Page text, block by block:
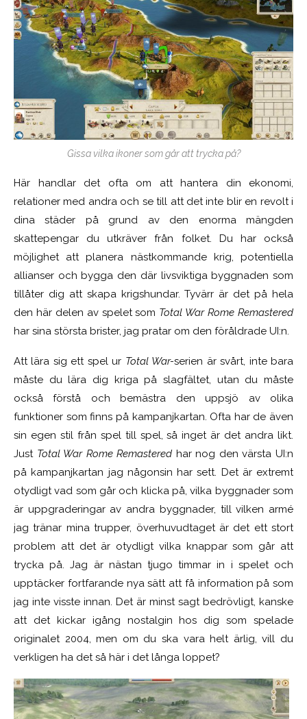
Gissa vilka ikoner som går att trycka på?
Här handlar det ofta om att hantera din ekonomi,
relationer med andra och se till att det inte blir en revolt i
dina städer på grund av den enorma mängden
skattepengar du utkräver från folket. Du har också
möjlighet att planera nästkommande krig, potentiella
allianser och bygga den där livsviktiga byggnaden som
tillåter dig att skapa krigshundar. Tyvärr är det på hela
den här delen av spelet som Total War Rome Remastered
har sina största brister, jag pratar om den föråldrade UI:n.
Att lära sig ett spel ur Total War-serien är svårt, inte bara
måste du lära dig kriga på slagfältet, utan du måste
också förstå och bemästra den uppsjö av olika
funktioner som finns på kampanjkartan. Ofta har de även
sin egen stil från spel till spel, så inget är det andra likt.
Just Total War Rome Remastered har nog den värsta UI:n
på kampanjkartan jag någonsin har sett. Det är extremt
otydligt vad som går och klicka på, vilka byggnader som
är uppgraderingar av andra byggnader, till vilken armé
jag tränar mina trupper, överhuvudtaget är det ett stort
problem att det är otydligt vilka knappar som går att
trycka på. Jag är nästan tjugo timmar in i spelet och
upptäcker fortfarande nya sätt att få information på som
jag inte visste innan. Det är minst sagt bedrövligt, kanske
att det kickar igång nostalgin hos dig som spelade
originalet 2004, men om du ska vara helt ärlig, vill du
verkligen ha det så här i det långa loppet?